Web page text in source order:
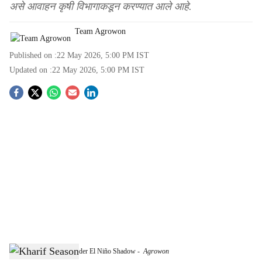
असे आवाहन कृषी विभागाकडून करण्यात आले आहे.
Team Agrowon
Published on :22 May 2026, 5:00 PM IST
Updated on :22 May 2026, 5:00 PM IST
S
Kharif Season Likely Under El Niño Shadow -Agrowon